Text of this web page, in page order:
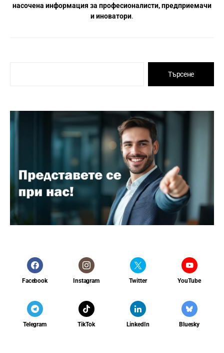
насочена информация за професионалисти, предприемачи
и иноватори.
Търсене
Facebook Instagram Twitter YouTube
Telegram TikTok LinkedIn Bluesky